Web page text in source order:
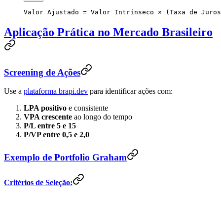
Valor Ajustado = Valor Intrínseco × (Taxa de Juros
Aplicação Prática no Mercado Brasileiro
Screening de Ações
Use a plataforma brapi.dev para identificar ações com:
LPA positivo e consistente
VPA crescente ao longo do tempo
P/L entre 5 e 15
P/VP entre 0,5 e 2,0
Exemplo de Portfolio Graham
Critérios de Seleção: